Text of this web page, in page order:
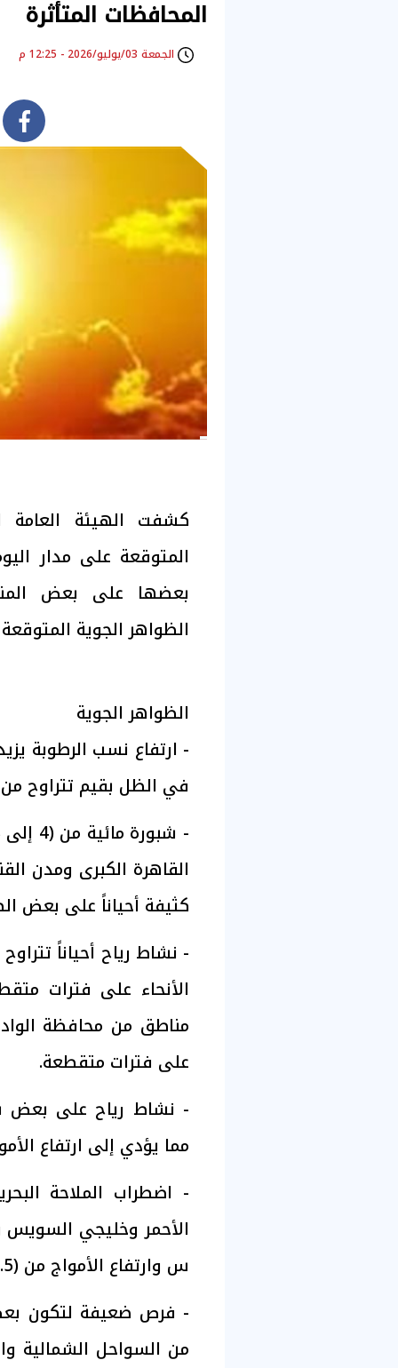
المحافظات المتأثرة
الجمعة 03/يوليو/2026 - 12:25 م
كشفت الهيئة العامة
المتوقعة على مدار
بعضها على بعض
الظواهر الجوية
الظواهر الجوية
- ​ارتفاع نسب الرطوبة
في الظل بقيم تتراوح من (1 إلى 3)
القاهرة الكبرى ومدن
كثيفة أحياناً على بعض
الأنحاء على فترات
مناطق من محافظة
على فترات متقطعة.
- ​نشاط رياح على بعض
مما يؤدي إلى ارتفاع الأمواج من
​- اضطراب الملاحة
س وارتفاع الأمواج من (2.5 إلى 3) أمتار.
​- فرص ضعيفة لتكون
من السواحل الشمالية